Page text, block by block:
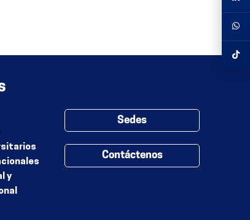
y
Sedes
Contáctenos